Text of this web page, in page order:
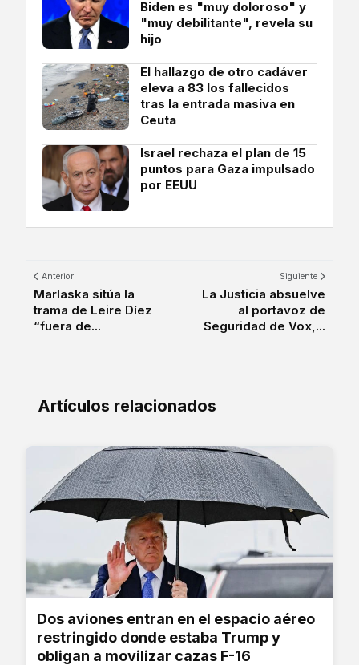
Biden es "muy doloroso" y
"muy debilitante", revela su
hijo
El hallazgo de otro cadáver
eleva a 83 los fallecidos
tras la entrada masiva en
Ceuta
Israel rechaza el plan de 15
puntos para Gaza impulsado
por EEUU
Anterior
Marlaska sitúa la
trama de Leire Díez
“fuera de...
Siguiente
La Justicia absuelve
al portavoz de
Seguridad de Vox,...
Artículos relacionados
Dos aviones entran en el espacio aéreo
restringido donde estaba Trump y
obligan a movilizar cazas F-16